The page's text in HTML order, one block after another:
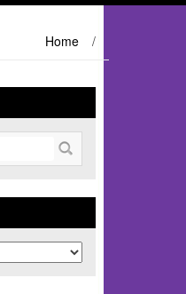
Home /